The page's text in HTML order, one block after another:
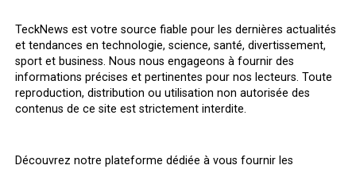
TeckNews est votre source fiable pour les dernières actualités
et tendances en technologie, science, santé, divertissement,
sport et business. Nous nous engageons à fournir des
informations précises et pertinentes pour nos lecteurs. Toute
reproduction, distribution ou utilisation non autorisée des
contenus de ce site est strictement interdite.
Découvrez notre plateforme dédiée à vous fournir les